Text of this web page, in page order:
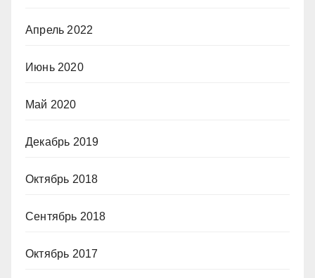
Апрель 2022
Июнь 2020
Май 2020
Декабрь 2019
Октябрь 2018
Сентябрь 2018
Октябрь 2017